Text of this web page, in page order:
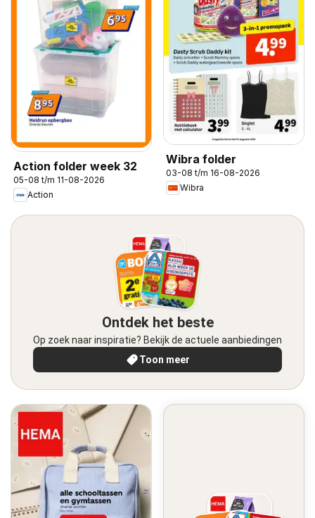
Action folder week 32
05-08 t/m 11-08-2026
Action
Wibra folder
03-08 t/m 16-08-2026
Wibra
Ontdek het beste
Op zoek naar inspiratie? Bekijk de actuele aanbiedingen
Toon meer